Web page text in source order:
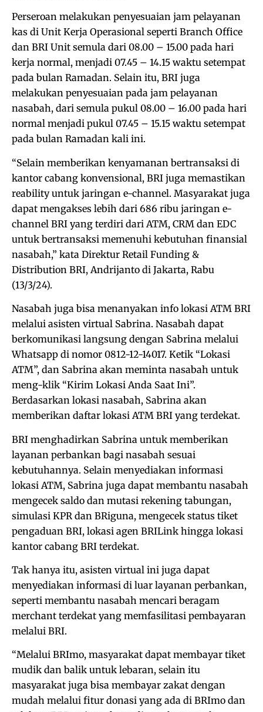
Perseroan melakukan penyesuaian jam pelayanan
kas di Unit Kerja Operasional seperti Branch Office
dan BRI Unit semula dari 08.00 – 15.00 pada hari
kerja normal, menjadi 07.45 – 14.15 waktu setempat
pada bulan Ramadan. Selain itu, BRI juga
melakukan penyesuaian pada jam pelayanan
nasabah, dari semula pukul 08.00 – 16.00 pada hari
normal menjadi pukul 07.45 – 15.15 waktu setempat
pada bulan Ramadan kali ini.
“Selain memberikan kenyamanan bertransaksi di
kantor cabang konvensional, BRI juga memastikan
reability untuk jaringan e-channel. Masyarakat juga
dapat mengakses lebih dari 686 ribu jaringan e-
channel BRI yang terdiri dari ATM, CRM dan EDC
untuk bertransaksi memenuhi kebutuhan finansial
nasabah,” kata Direktur Retail Funding &
Distribution BRI, Andrijanto di Jakarta, Rabu
(13/3/24).
Nasabah juga bisa menanyakan info lokasi ATM BRI
melalui asisten virtual Sabrina. Nasabah dapat
berkomunikasi langsung dengan Sabrina melalui
Whatsapp di nomor 0812-12-14017. Ketik “Lokasi
ATM”, dan Sabrina akan meminta nasabah untuk
meng-klik “Kirim Lokasi Anda Saat Ini”.
Berdasarkan lokasi nasabah, Sabrina akan
memberikan daftar lokasi ATM BRI yang terdekat.
BRI menghadirkan Sabrina untuk memberikan
layanan perbankan bagi nasabah sesuai
kebutuhannya. Selain menyediakan informasi
lokasi ATM, Sabrina juga dapat membantu nasabah
mengecek saldo dan mutasi rekening tabungan,
simulasi KPR dan BRiguna, mengecek status tiket
pengaduan BRI, lokasi agen BRILink hingga lokasi
kantor cabang BRI terdekat.
Tak hanya itu, asisten virtual ini juga dapat
menyediakan informasi di luar layanan perbankan,
seperti membantu nasabah mencari beragam
merchant terdekat yang memfasilitasi pembayaran
melalui BRI.
“Melalui BRImo, masyarakat dapat membayar tiket
mudik dan balik untuk lebaran, selain itu
masyarakat juga bisa membayar zakat dengan
mudah melalui fitur donasi yang ada di BRImo dan